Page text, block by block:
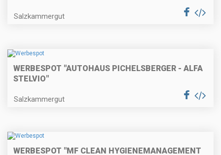
Salzkammergut
WERBESPOT "AUTOHAUS PICHELSBERGER - ALFA
STELVIO"
Salzkammergut
WERBESPOT "MF CLEAN HYGIENEMANAGEMENT